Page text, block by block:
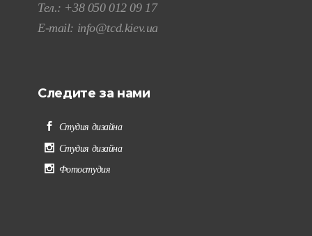
Тел.: +38 050 012 09 17
E-mail: info@tcd.kiev.ua
Следите за нами
Студия дизайна
Студия дизайна
Фотостудия